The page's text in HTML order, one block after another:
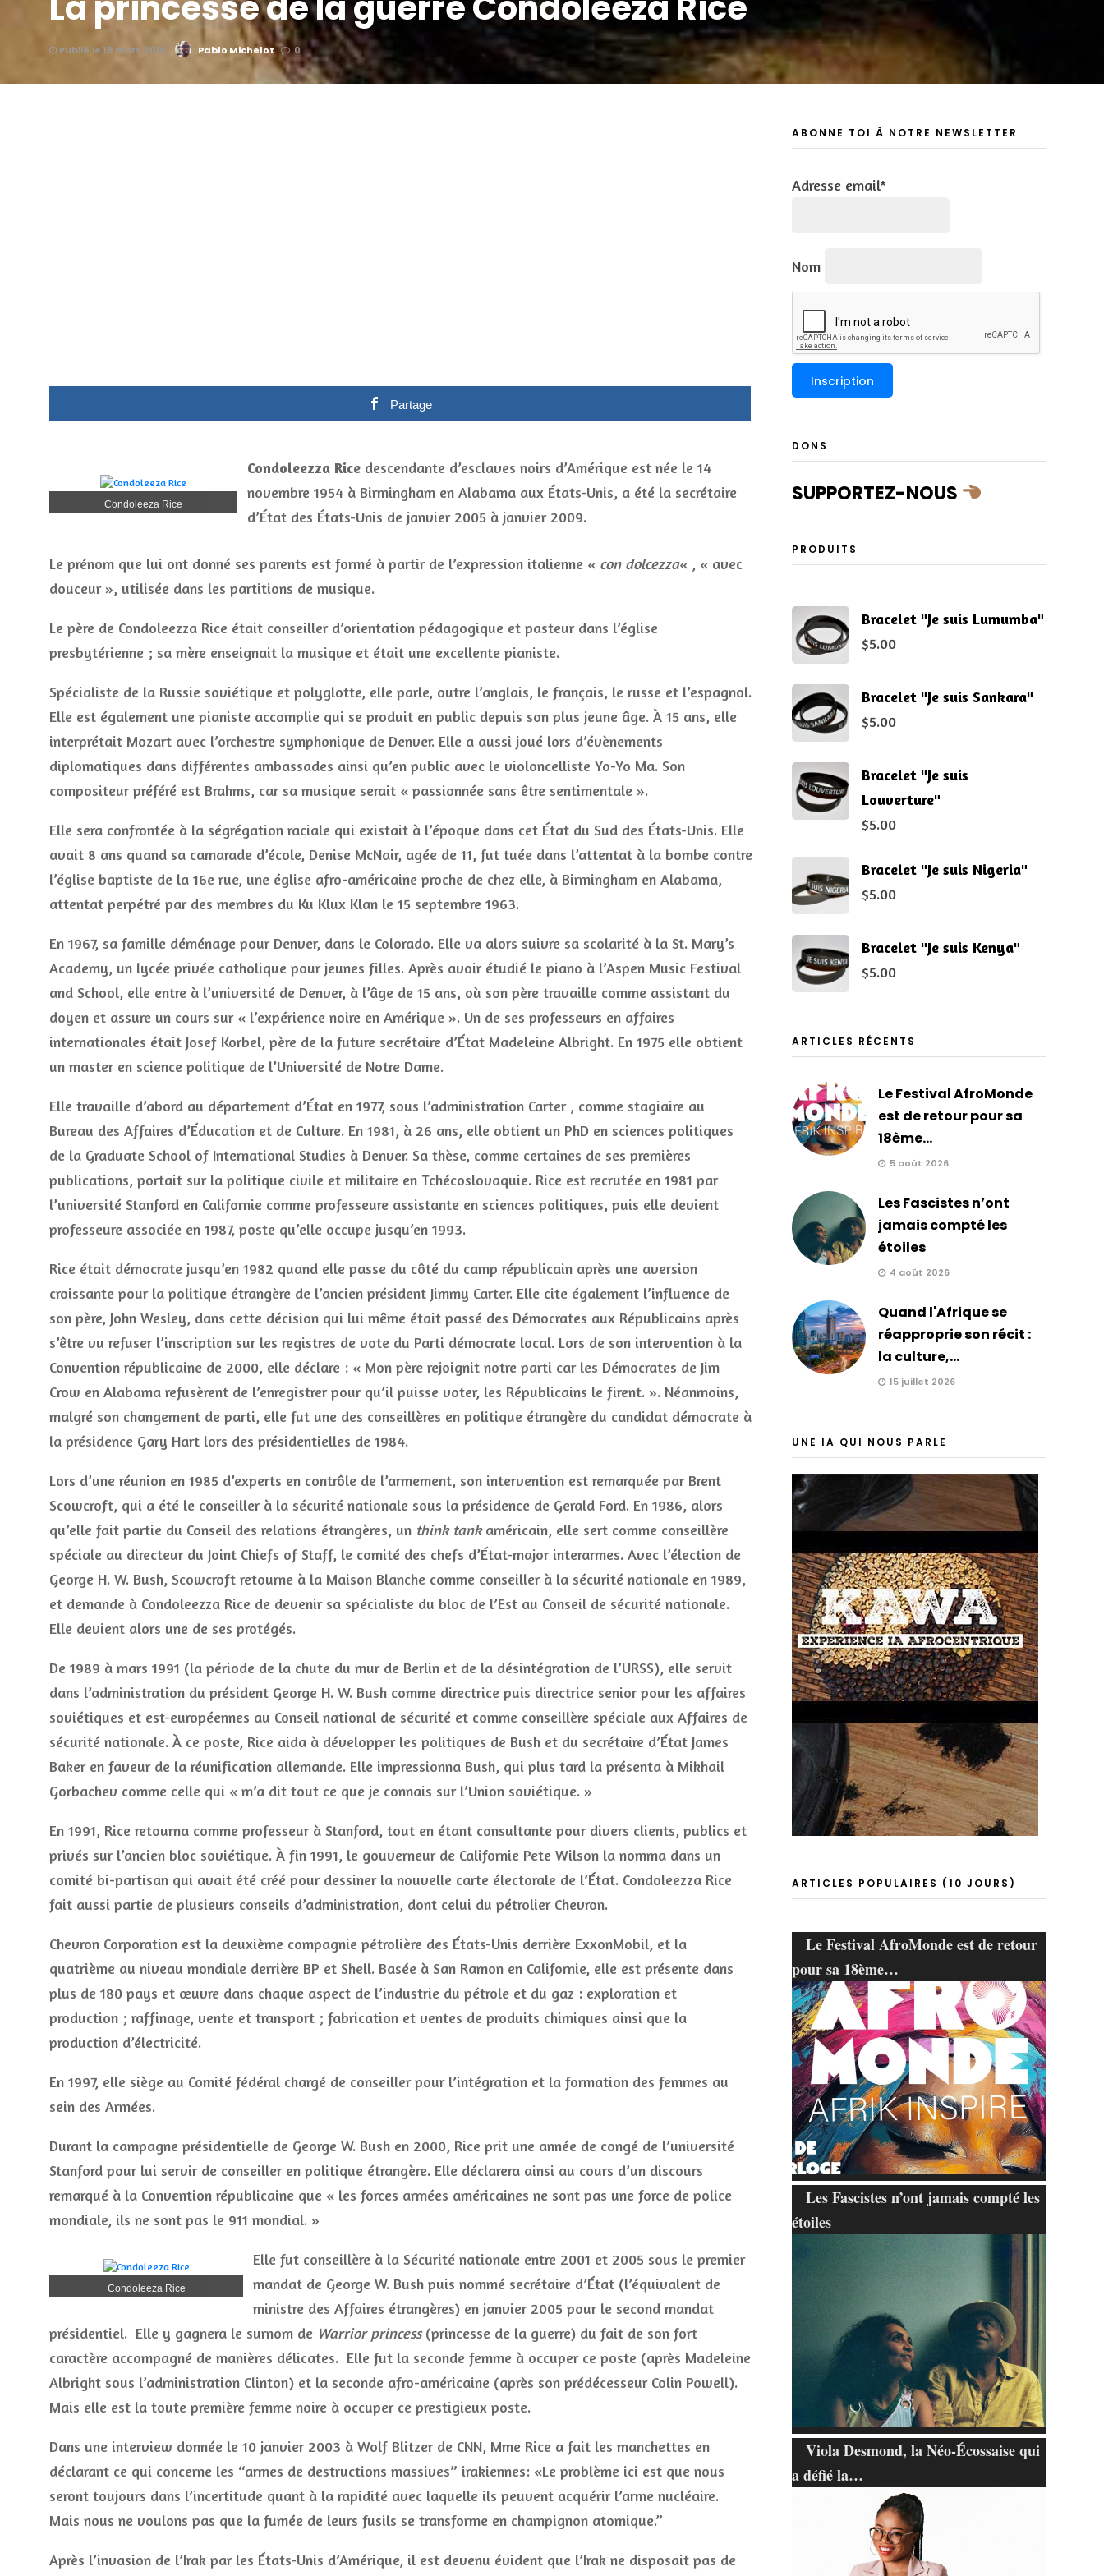
Publié le 18 mars 2010 Pablo Michelot 0
Partage
Condoleeza Rice
Condoleezza Rice descendante d’esclaves noirs d’Amérique est née le 14
novembre 1954 à Birmingham en Alabama aux États-Unis, a été la secrétaire
d’État des États-Unis de janvier 2005 à janvier 2009.
Le prénom que lui ont donné ses parents est formé à partir de l’expression italienne « con dolcezza« , « avec
douceur », utilisée dans les partitions de musique.
Le père de Condoleezza Rice était conseiller d’orientation pédagogique et pasteur dans l’église
presbytérienne ; sa mère enseignait la musique et était une excellente pianiste.
Spécialiste de la Russie soviétique et polyglotte, elle parle, outre l’anglais, le français, le russe et l’espagnol.
Elle est également une pianiste accomplie qui se produit en public depuis son plus jeune âge. À 15 ans, elle
interprétait Mozart avec l’orchestre symphonique de Denver. Elle a aussi joué lors d’évènements
diplomatiques dans différentes ambassades ainsi qu’en public avec le violoncelliste Yo-Yo Ma. Son
compositeur préféré est Brahms, car sa musique serait « passionnée sans être sentimentale ».
Elle sera confrontée à la ségrégation raciale qui existait à l’époque dans cet État du Sud des États-Unis. Elle
avait 8 ans quand sa camarade d’école, Denise McNair, agée de 11, fut tuée dans l’attentat à la bombe contre
l’église baptiste de la 16e rue, une église afro-américaine proche de chez elle, à Birmingham en Alabama,
attentat perpétré par des membres du Ku Klux Klan le 15 septembre 1963.
En 1967, sa famille déménage pour Denver, dans le Colorado. Elle va alors suivre sa scolarité à la St. Mary’s
Academy, un lycée privée catholique pour jeunes filles. Après avoir étudié le piano à l’Aspen Music Festival
and School, elle entre à l’université de Denver, à l’âge de 15 ans, où son père travaille comme assistant du
doyen et assure un cours sur « l’expérience noire en Amérique ». Un de ses professeurs en affaires
internationales était Josef Korbel, père de la future secrétaire d’État Madeleine Albright. En 1975 elle obtient
un master en science politique de l’Université de Notre Dame.
Elle travaille d’abord au département d’État en 1977, sous l’administration Carter , comme stagiaire au
Bureau des Affaires d’Éducation et de Culture. En 1981, à 26 ans, elle obtient un PhD en sciences politiques
de la Graduate School of International Studies à Denver. Sa thèse, comme certaines de ses premières
publications, portait sur la politique civile et militaire en Tchécoslovaquie. Rice est recrutée en 1981 par
l’université Stanford en Californie comme professeure assistante en sciences politiques, puis elle devient
professeure associée en 1987, poste qu’elle occupe jusqu’en 1993.
Rice était démocrate jusqu’en 1982 quand elle passe du côté du camp républicain après une aversion
croissante pour la politique étrangère de l’ancien président Jimmy Carter. Elle cite également l’influence de
son père, John Wesley, dans cette décision qui lui même était passé des Démocrates aux Républicains après
s’être vu refuser l’inscription sur les registres de vote du Parti démocrate local. Lors de son intervention à la
Convention républicaine de 2000, elle déclare : « Mon père rejoignit notre parti car les Démocrates de Jim
Crow en Alabama refusèrent de l’enregistrer pour qu’il puisse voter, les Républicains le firent. ». Néanmoins,
malgré son changement de parti, elle fut une des conseillères en politique étrangère du candidat démocrate à
la présidence Gary Hart lors des présidentielles de 1984.
Lors d’une réunion en 1985 d’experts en contrôle de l’armement, son intervention est remarquée par Brent
Scowcroft, qui a été le conseiller à la sécurité nationale sous la présidence de Gerald Ford. En 1986, alors
qu’elle fait partie du Conseil des relations étrangères, un think tankaméricain, elle sert comme conseillère
spéciale au directeur du Joint Chiefs of Staff, le comité des chefs d’État-major interarmes. Avec l’élection de
George H. W. Bush, Scowcroft retourne à la Maison Blanche comme conseiller à la sécurité nationale en 1989,
et demande à Condoleezza Rice de devenir sa spécialiste du bloc de l’Est au Conseil de sécurité nationale.
Elle devient alors une de ses protégés.
De 1989 à mars 1991 (la période de la chute du mur de Berlin et de la désintégration de l’URSS), elle servit
dans l’administration du président George H. W. Bush comme directrice puis directrice senior pour les affaires
soviétiques et est-européennes au Conseil national de sécurité et comme conseillère spéciale aux Affaires de
sécurité nationale. À ce poste, Rice aida à développer les politiques de Bush et du secrétaire d’État James
Baker en faveur de la réunification allemande. Elle impressionna Bush, qui plus tard la présenta à Mikhail
Gorbachev comme celle qui « m’a dit tout ce que je connais sur l’Union soviétique. »
En 1991, Rice retourna comme professeur à Stanford, tout en étant consultante pour divers clients, publics et
privés sur l’ancien bloc soviétique. À fin 1991, le gouverneur de Californie Pete Wilson la nomma dans un
comité bi-partisan qui avait été créé pour dessiner la nouvelle carte électorale de l’État. Condoleezza Rice
fait aussi partie de plusieurs conseils d’administration, dont celui du pétrolier Chevron.
Chevron Corporation est la deuxième compagnie pétrolière des États-Unis derrière ExxonMobil, et la
quatrième au niveau mondiale derrière BP et Shell. Basée à San Ramon en Californie, elle est présente dans
plus de 180 pays et œuvre dans chaque aspect de l’industrie du pétrole et du gaz : exploration et
production ; raffinage, vente et transport ; fabrication et ventes de produits chimiques ainsi que la
production d’électricité.
En 1997, elle siège au Comité fédéral chargé de conseiller pour l’intégration et la formation des femmes au
sein des Armées.
Durant la campagne présidentielle de George W. Bush en 2000, Rice prit une année de congé de l’université
Stanford pour lui servir de conseiller en politique étrangère. Elle déclarera ainsi au cours d’un discours
remarqué à la Convention républicaine que « les forces armées américaines ne sont pas une force de police
mondiale, ils ne sont pas le 911 mondial. »
Condoleeza Rice
Elle fut conseillère à la Sécurité nationale entre 2001 et 2005 sous le premier
mandat de George W. Bush puis nommé secrétaire d’État (l’équivalent de
ministre des Affaires étrangères) en janvier 2005 pour le second mandat
présidentiel. Elle y gagnera le surnom de Warrior princess(princesse de la guerre) du fait de son fort
caractère accompagné de manières délicates. Elle fut la seconde femme à occuper ce poste (après Madeleine
Albright sous l’administration Clinton) et la seconde afro-américaine (après son prédécesseur Colin Powell).
Mais elle est la toute première femme noire à occuper ce prestigieux poste.
Dans une interview donnée le 10 janvier 2003 à Wolf Blitzer de CNN, Mme Rice a fait les manchettes en
déclarant ce qui concerne les “armes de destructions massives” irakiennes: «Le problème ici est que nous
seront toujours dans l’incertitude quant à la rapidité avec laquelle ils peuvent acquérir l’arme nucléaire.
Mais nous ne voulons pas que la fumée de leurs fusils se transforme en champignon atomique.”
Après l’invasion de l’Irak par les États-Unis d’Amérique, il est devenu évident que l’Irak ne disposait pas de
ABONNE TOI À NOTRE NEWSLETTER
Adresse email*
Nom
DONS
SUPPORTEZ-NOUS
PRODUITS
Bracelet "Je suis Lumumba"
$5.00
Bracelet "Je suis Sankara"
$5.00
Bracelet "Je suis
Louverture"
$5.00
Bracelet "Je suis Nigeria"
$5.00
Bracelet "Je suis Kenya"
$5.00
ARTICLES RÉCENTS
Le Festival AfroMonde
est de retour pour sa
18ème...
5 août 2026
Les Fascistes n’ont
jamais compté les
étoiles
4 août 2026
Quand l'Afrique se
réapproprie son récit :
la culture,...
15 juillet 2026
UNE IA QUI NOUS PARLE
ARTICLES POPULAIRES (10 JOURS)
Le Festival AfroMonde est de retour
pour sa 18ème…
Les Fascistes n’ont jamais compté les
étoiles
Viola Desmond, la Néo-Écossaise qui
a défié la…